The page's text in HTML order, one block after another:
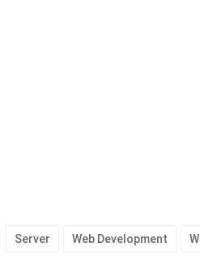
Server Web Development